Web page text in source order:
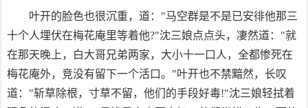
叶开的脸色也很沉重，道："马空群是不是已安徘他那三
十个人埋伏在梅花庵里等着他?"沈三娘点点头，凄然道："就
在那天晚上，白大哥兄弟两家，大小十一口人，全都惨死在
梅花庵外，竞没有留下一个活口。"叶开也不禁黯然，长叹
道："斩草除根，寸草不留，他们的手段好毒!"沈三娘轻拭着